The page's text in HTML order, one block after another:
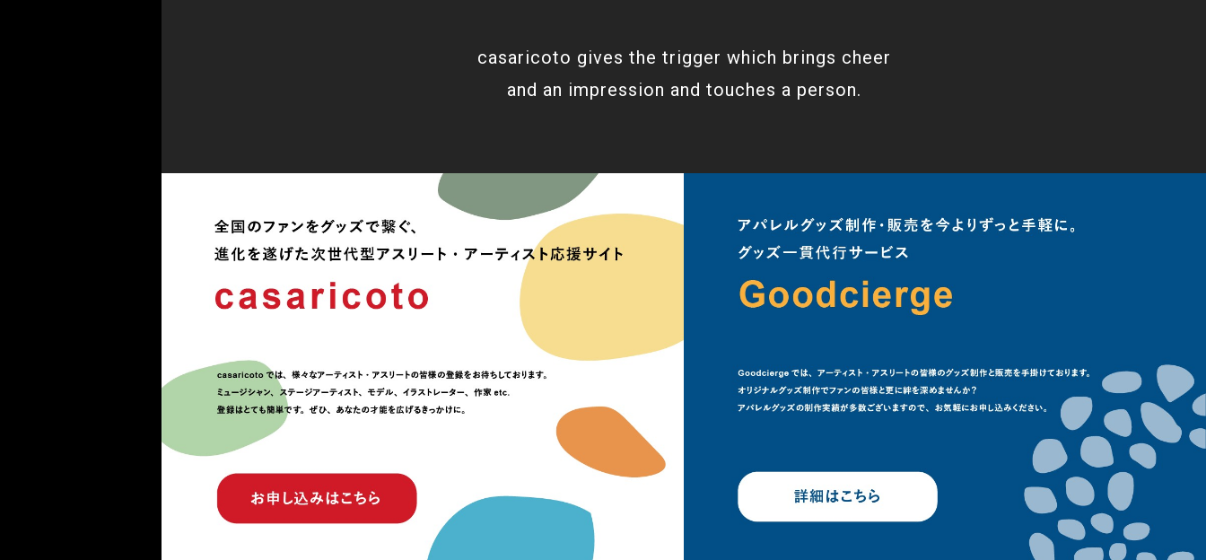
casaricoto gives the trigger which brings cheer
and an impression and touches a person.